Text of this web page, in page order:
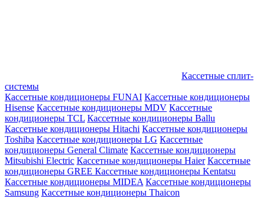
Кассетные сплит-
системы
Кассетные кондиционеры FUNAI Кассетные кондиционеры
Hisense Кассетные кондиционеры MDV Кассетные
кондиционеры TCL Кассетные кондиционеры Ballu
Кассетные кондиционеры Hitachi Кассетные кондиционеры
Toshiba Кассетные кондиционеры LG Кассетные
кондиционеры General Climate Кассетные кондиционеры
Mitsubishi Electric Кассетные кондиционеры Haier Кассетные
кондиционеры GREE Кассетные кондиционеры Kentatsu
Кассетные кондиционеры MIDEA Кассетные кондиционеры
Samsung Кассетные кондиционеры Thaicon